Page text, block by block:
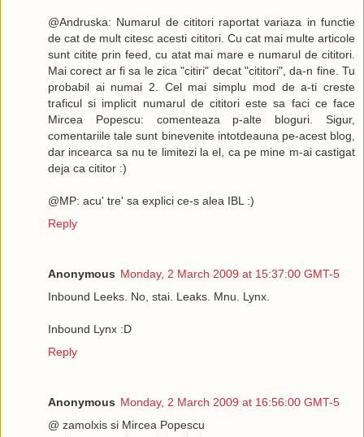
@Andruska: Numarul de cititori raportat variaza in functie
de cat de mult citesc acesti cititori. Cu cat mai multe articole
sunt citite prin feed, cu atat mai mare e numarul de cititori.
Mai corect ar fi sa le zica "citiri" decat "cititori", da-n fine. Tu
probabil ai numai 2. Cel mai simplu mod de a-ti creste
traficul si implicit numarul de cititori este sa faci ce face
Mircea Popescu: comenteaza p-alte bloguri. Sigur,
comentariile tale sunt binevenite intotdeauna pe-acest blog,
dar incearca sa nu te limitezi la el, ca pe mine m-ai castigat
deja ca cititor :)
@MP: acu' tre' sa explici ce-s alea IBL :)
Reply
Anonymous Monday, 2 March 2009 at 15:37:00 GMT-5
Inbound Leeks. No, stai. Leaks. Mnu. Lynx.
Inbound Lynx :D
Reply
Anonymous Monday, 2 March 2009 at 16:56:00 GMT-5
@ zamolxis si Mircea Popescu